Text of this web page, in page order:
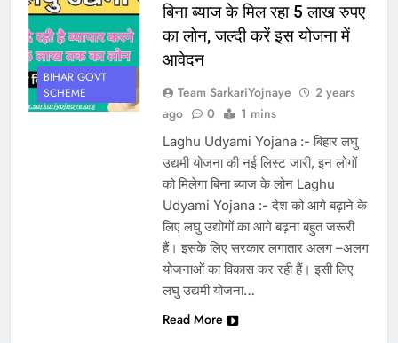
BIHAR GOVT
SCHEME
बिना ब्याज के मिल रहा 5 लाख रुपए
का लोन, जल्दी करें इस योजना में
आवेदन
Team SarkariYojnaye
2 years
ago
0 1 mins
Laghu Udyami Yojana :- बिहार लघु
उद्यमी योजना की नई लिस्ट जारी, इन लोगों
को मिलेगा बिना ब्याज के लोन Laghu
Udyami Yojana :- देश को आगे बढ़ाने के
लिए लघु उद्योगों का आगे बढ़ना बहुत जरूरी
हैं। इसके लिए सरकार लगातार अलग –अलग
योजनाओं का विकास कर रही हैं। इसी लिए
लघु उद्यमी योजना…
Read More